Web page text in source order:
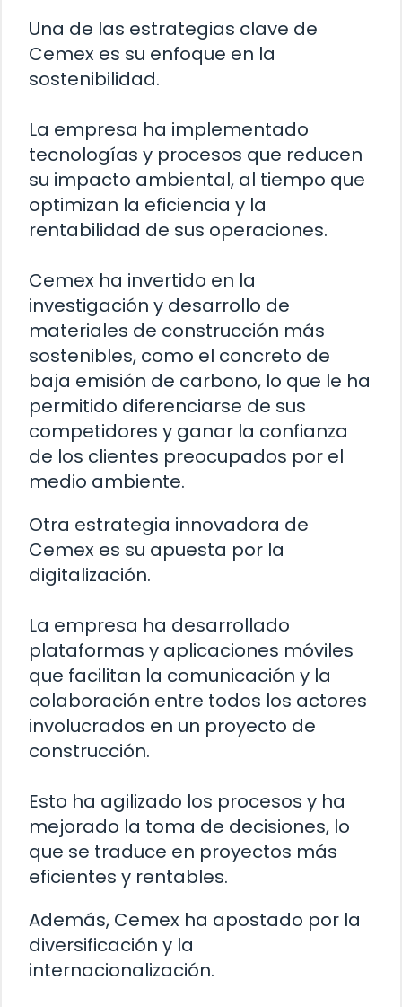
Una de las estrategias clave de
Cemex es su enfoque en la
sostenibilidad.
La empresa ha implementado
tecnologías y procesos que reducen
su impacto ambiental, al tiempo que
optimizan la eficiencia y la
rentabilidad de sus operaciones.
Cemex ha invertido en la
investigación y desarrollo de
materiales de construcción más
sostenibles, como el concreto de
baja emisión de carbono, lo que le ha
permitido diferenciarse de sus
competidores y ganar la confianza
de los clientes preocupados por el
medio ambiente.
Otra estrategia innovadora de
Cemex es su apuesta por la
digitalización.
La empresa ha desarrollado
plataformas y aplicaciones móviles
que facilitan la comunicación y la
colaboración entre todos los actores
involucrados en un proyecto de
construcción.
Esto ha agilizado los procesos y ha
mejorado la toma de decisiones, lo
que se traduce en proyectos más
eficientes y rentables.
Además, Cemex ha apostado por la
diversificación y la
internacionalización.